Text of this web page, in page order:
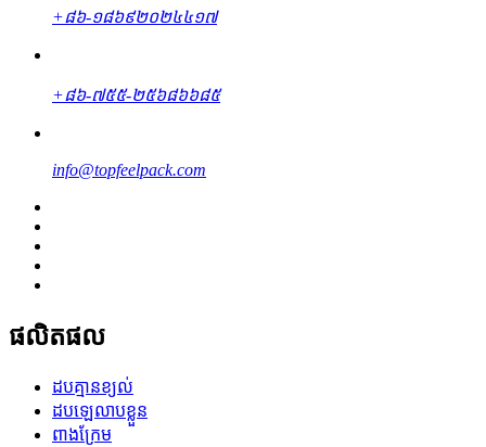
+៨៦-១៨៦៩២០២៤៤១៧
+៨៦-៧៥៥-២៥៦៨៦៦៨៥
info@topfeelpack.com
ផលិតផល
ដបគ្មានខ្យល់
ដបឡេលាបខ្លួន
ពាងក្រែម